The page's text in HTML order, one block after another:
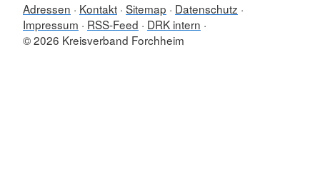
Adressen Kontakt Sitemap
Datenschutz
Impressum
RSS-Feed
DRK intern
© 2026 Kreisverband Forchheim